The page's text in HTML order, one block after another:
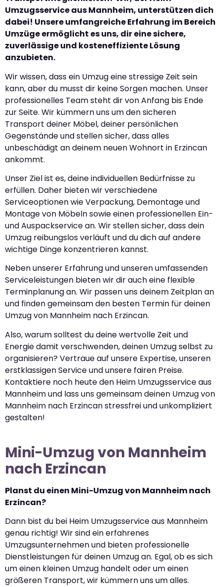
Umzugsservice aus Mannheim, unterstützen dich
dabei! Unsere umfangreiche Erfahrung im Bereich
Umzüge ermöglicht es uns, dir eine sichere,
zuverlässige und kosteneffiziente Lösung
anzubieten.
Wir wissen, dass ein Umzug eine stressige Zeit sein
kann, aber du musst dir keine Sorgen machen. Unser
professionelles Team steht dir von Anfang bis Ende
zur Seite. Wir kümmern uns um den sicheren
Transport deiner Möbel, deiner persönlichen
Gegenstände und stellen sicher, dass alles
unbeschädigt an deinem neuen Wohnort in Erzincan
ankommt.
Unser Ziel ist es, deine individuellen Bedürfnisse zu
erfüllen. Daher bieten wir verschiedene
Serviceoptionen wie Verpackung, Demontage und
Montage von Möbeln sowie einen professionellen Ein-
und Auspackservice an. Wir stellen sicher, dass dein
Umzug reibungslos verläuft und du dich auf andere
wichtige Dinge konzentrieren kannst.
Neben unserer Erfahrung und unseren umfassenden
Serviceleistungen bieten wir dir auch eine flexible
Terminplanung an. Wir passen uns deinem Zeitplan an
und finden gemeinsam den besten Termin für deinen
Umzug von Mannheim nach Erzincan.
Also, warum solltest du deine wertvolle Zeit und
Energie damit verschwenden, deinen Umzug selbst zu
organisieren? Vertraue auf unsere Expertise, unseren
erstklassigen Service und unsere fairen Preise.
Kontaktiere noch heute den Heim Umzugsservice aus
Mannheim und lass uns gemeinsam deinen Umzug von
Mannheim nach Erzincan stressfrei und unkompliziert
gestalten!
Mini-Umzug von Mannheim
nach Erzincan
Planst du einen Mini-Umzug von Mannheim nach
Erzincan?
Dann bist du bei Heim Umzugsservice aus Mannheim
genau richtig! Wir sind ein erfahrenes
Umzugsunternehmen und bieten professionelle
Dienstleistungen für deinen Umzug an. Egal, ob es sich
um einen kleinen Umzug handelt oder um einen
größeren Transport, wir kümmern uns um alles.